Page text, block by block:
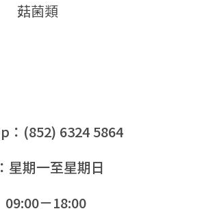
菇菌類
：(852) 6324 5864
星期一至星期日
－18:00